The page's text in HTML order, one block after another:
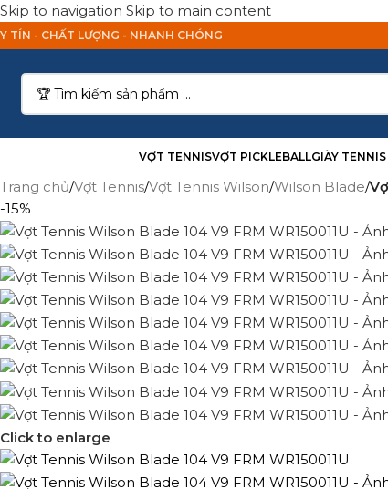
Skip to navigation Skip to main content
TÍN - CHẤT LƯỢNG - NHANH CHÓNG
VỢT TENNISVỢT PICKLEBALLGIÀY
Trang chủ/Vợt Tennis/Vợt Tennis Wilson/Wilson Blade/
-15%
Click to enlarge